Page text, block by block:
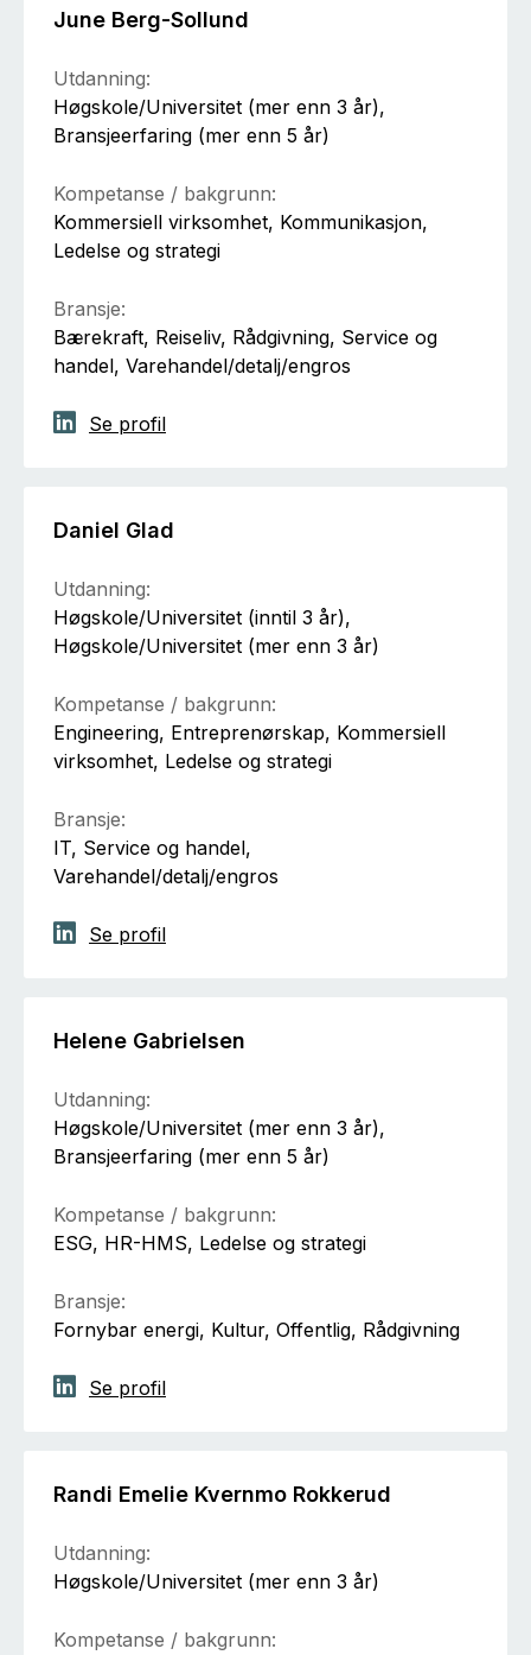
June Berg-Sollund
Utdanning:
Høgskole/Universitet (mer enn 3 år),
Bransjeerfaring (mer enn 5 år)
Kompetanse / bakgrunn:
Kommersiell virksomhet, Kommunikasjon,
Ledelse og strategi
Bransje:
Bærekraft, Reiseliv, Rådgivning, Service og
handel, Varehandel/detalj/engros
Se profil
Daniel Glad
Utdanning:
Høgskole/Universitet (inntil 3 år),
Høgskole/Universitet (mer enn 3 år)
Kompetanse / bakgrunn:
Engineering, Entreprenørskap, Kommersiell
virksomhet, Ledelse og strategi
Bransje:
IT, Service og handel,
Varehandel/detalj/engros
Se profil
Helene Gabrielsen
Utdanning:
Høgskole/Universitet (mer enn 3 år),
Bransjeerfaring (mer enn 5 år)
Kompetanse / bakgrunn:
ESG, HR-HMS, Ledelse og strategi
Bransje:
Fornybar energi, Kultur, Offentlig, Rådgivning
Se profil
Randi Emelie Kvernmo Rokkerud
Utdanning:
Høgskole/Universitet (mer enn 3 år)
Kompetanse / bakgrunn: